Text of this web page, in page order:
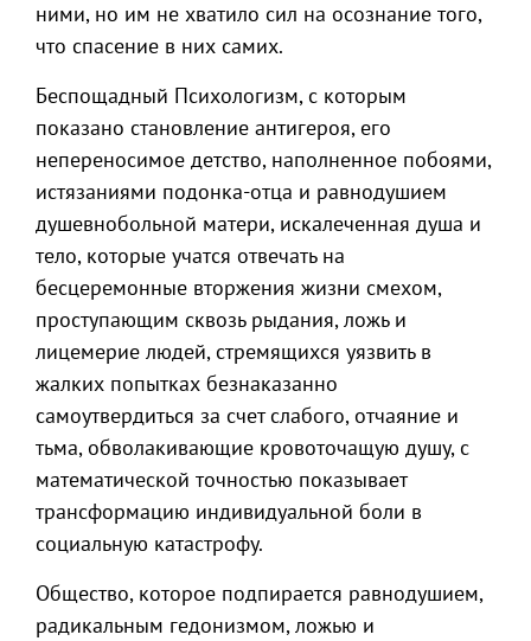
ними, но им не хватило сил на осознание того,
что спасение в них самих.
Беспощадный Психологизм, с которым
показано становление антигероя, его
непереносимое детство, наполненное побоями,
истязаниями подонка-отца и равнодушием
душевнобольной матери, искалеченная душа и
тело, которые учатся отвечать на
бесцеремонные вторжения жизни смехом,
проступающим сквозь рыдания, ложь и
лицемерие людей, стремящихся уязвить в
жалких попытках безнаказанно
самоутвердиться за счет слабого, отчаяние и
тьма, обволакивающие кровоточащую душу, с
математической точностью показывает
трансформацию индивидуальной боли в
социальную катастрофу.
Общество, которое подпирается равнодушием,
радикальным гедонизмом, ложью и